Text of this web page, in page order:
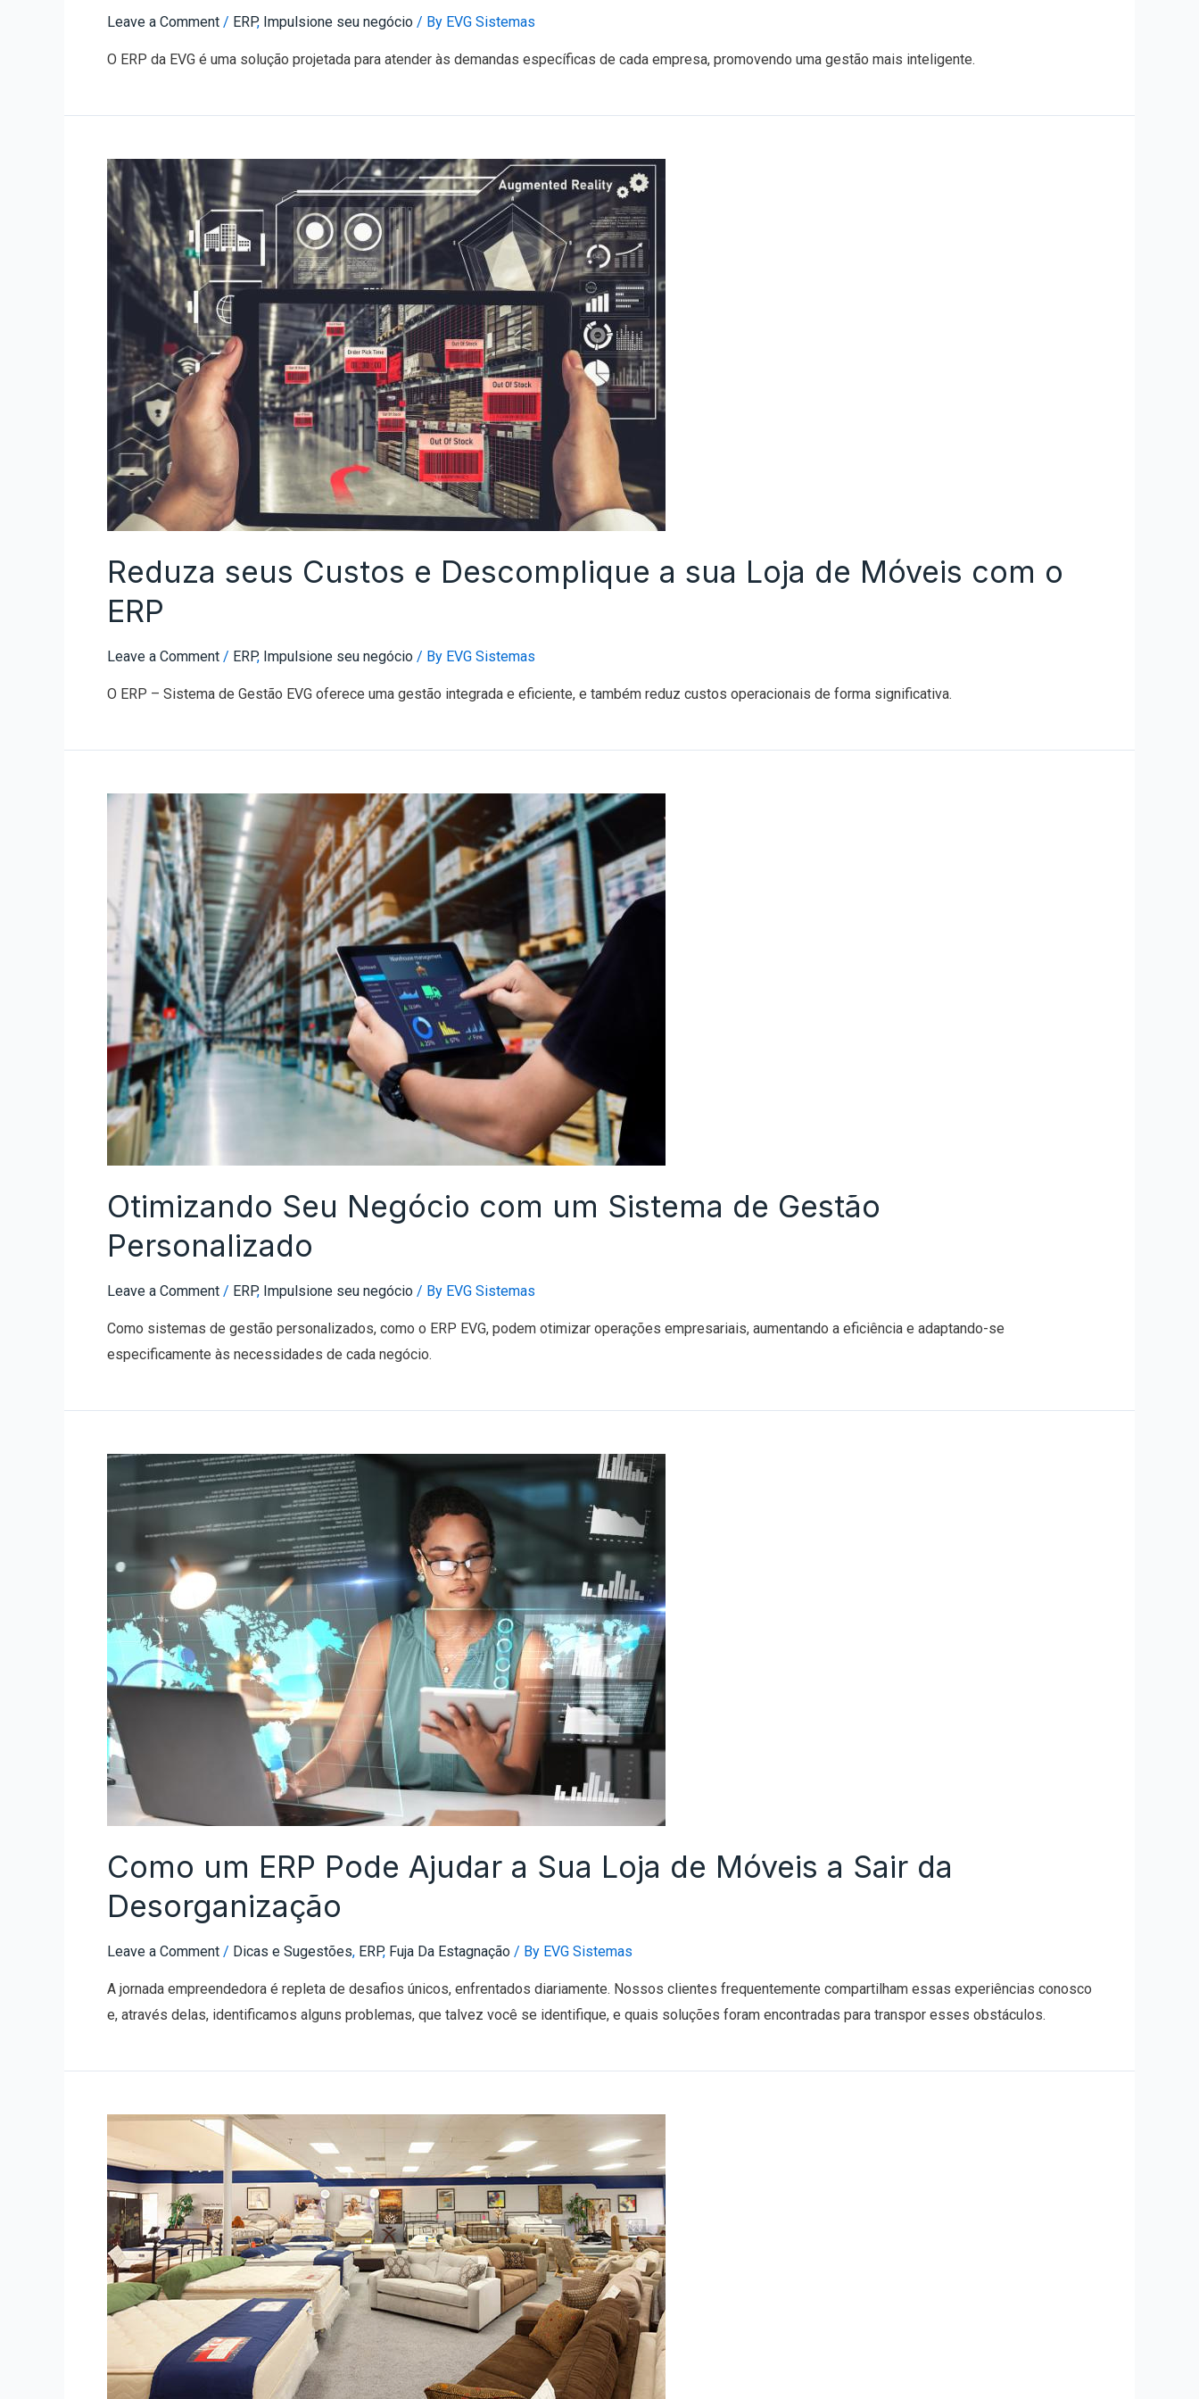
Leave a Comment / ERP, Impulsione seu negócio / By EVG Sistemas
O ERP da EVG é uma solução projetada para atender às demandas específicas de cada empresa, promovendo uma gestão mais inteligente.
Reduza seus Custos e Descomplique a sua Loja de Móveis com o
ERP
Leave a Comment / ERP, Impulsione seu negócio / By EVG Sistemas
O ERP – Sistema de Gestão EVG oferece uma gestão integrada e eficiente, e também reduz custos operacionais de forma significativa.
Otimizando Seu Negócio com um Sistema de Gestão
Personalizado
Leave a Comment / ERP, Impulsione seu negócio / By EVG Sistemas
Como sistemas de gestão personalizados, como o ERP EVG, podem otimizar operações empresariais, aumentando a eficiência e adaptando-se
especificamente às necessidades de cada negócio.
Como um ERP Pode Ajudar a Sua Loja de Móveis a Sair da
Desorganização
Leave a Comment / Dicas e Sugestões, ERP, Fuja Da Estagnação / By EVG Sistemas
A jornada empreendedora é repleta de desafios únicos, enfrentados diariamente. Nossos clientes frequentemente compartilham essas experiências conosco
e, através delas, identificamos alguns problemas, que talvez você se identifique, e quais soluções foram encontradas para transpor esses obstáculos.